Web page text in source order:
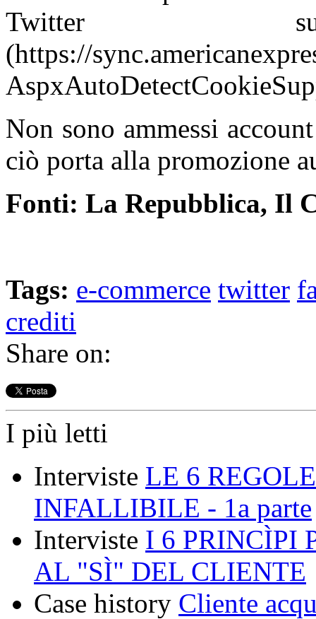
Twitter
(https://
Non sono ammessi
ciò porta alla promozione
Fonti: La Repubblica, Il
Tags: e-commerce twitter
crediti
Share on:
I più letti
Interviste LE 6
INFALLIBILE - 1a parte
Interviste I 6 PRINCÌPI
AL "SÌ" DEL CLIENTE
Case history Cliente